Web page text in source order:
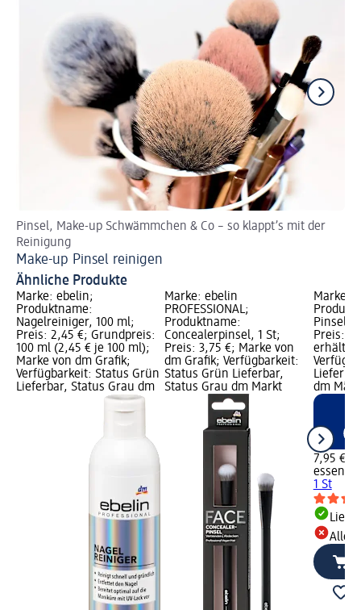
Pinsel, Make-up Schwämmchen & Co – so klappt’s mit der
Reinigung
Make-up Pinsel reinigen
Ähnliche Produkte
Marke: ebelin;
Produktname:
Nagelreiniger, 100 ml;
Preis: 2,45 €; Grundpreis:
100 ml (2,45 € je 100 ml);
Marke von dm Grafik;
Verfügbarkeit: Status Grün
Lieferbar, Status Grau dm
Marke: ebelin
PROFESSIONAL;
Produktname:
Concealerpinsel, 1 St;
Preis: 3,75 €; Marke von
dm Grafik; Verfügbarkeit:
Status Grün Lieferbar,
Status Grau dm Markt
Marke:
Preis:
dm
7,95 €
essence
1 St
Alle